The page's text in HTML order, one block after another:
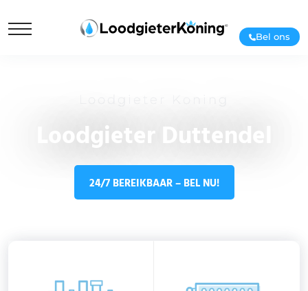
Bel ons
Loodgieter Duttendel
24/7 BEREIKBAAR – BEL NU!